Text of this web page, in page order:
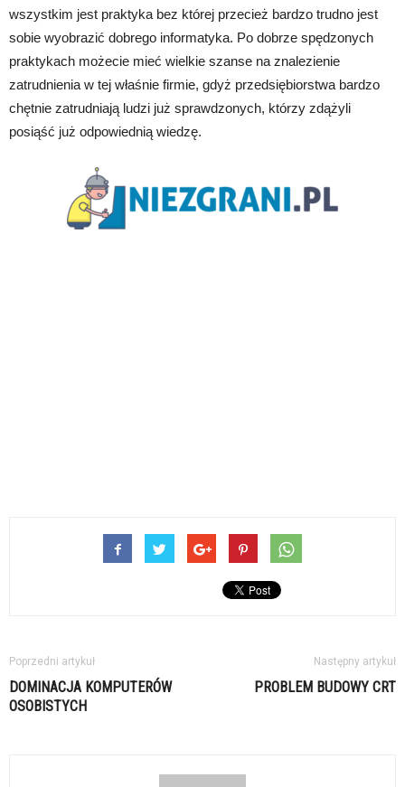
wszystkim jest praktyka bez której przecież bardzo trudno jest
sobie wyobrazić dobrego informatyka. Po dobrze spędzonych
praktykach możecie mieć wielkie szanse na znalezienie
zatrudnienia w tej właśnie firmie, gdyż przedsiębiorstwa bardzo
chętnie zatrudniają ludzi już sprawdzonych, którzy zdążyli
posiąść już odpowiednią wiedzę.
Poprzedni artykuł
DOMINACJA KOMPUTERÓW
OSOBISTYCH
Następny artykuł
PROBLEM BUDOWY CRT